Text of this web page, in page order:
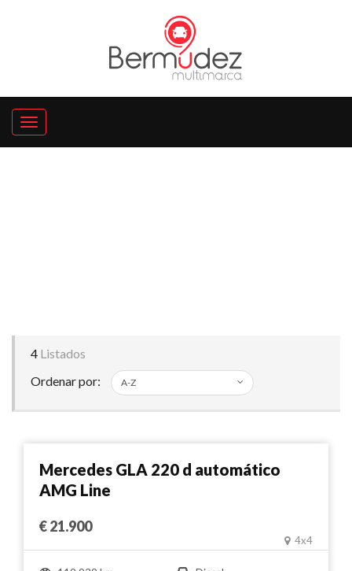
4 Listados
Ordenar por:
Comparar
Mercedes GLA 220 d automático
AMG Line
€ 21.900
4x4